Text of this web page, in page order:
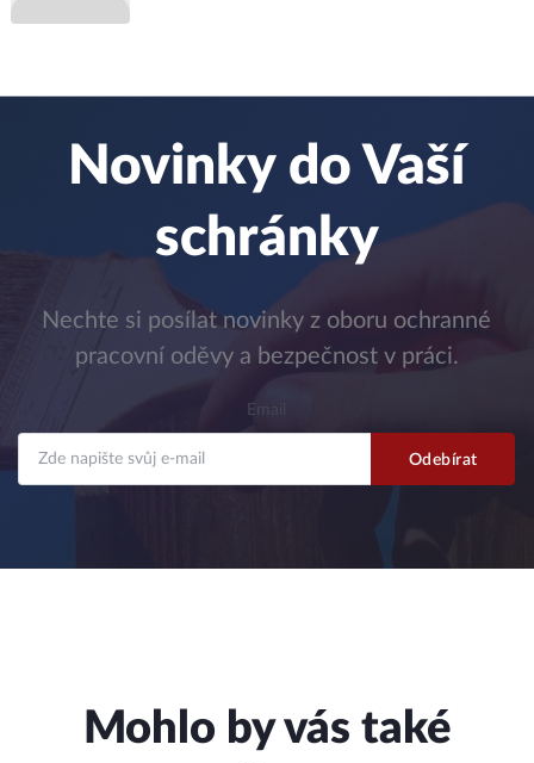
Novinky do Vaší
schránky
Nechte si posílat novinky z oboru ochranné
pracovní oděvy a bezpečnost v práci.
Email
Mohlo by vás také